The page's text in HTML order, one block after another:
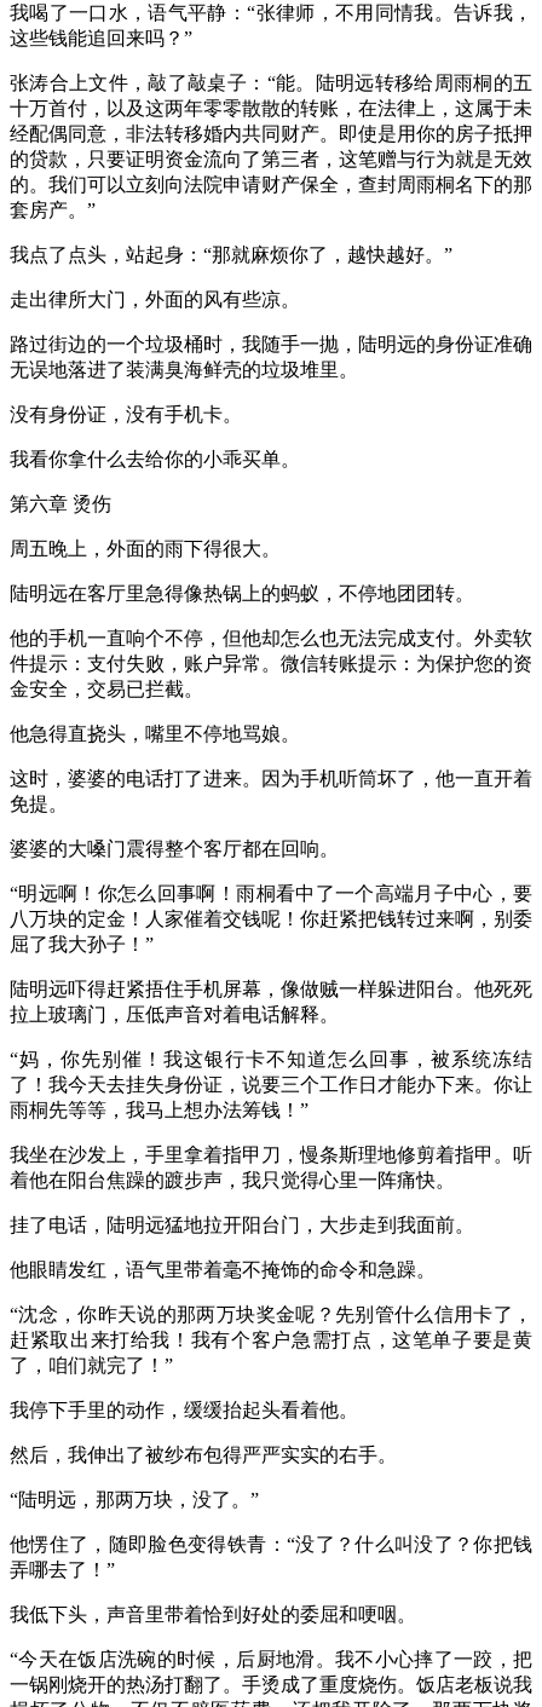
我喝了一口水，语气平静：“张律师，不用同情我。告诉我，
这些钱能追回来吗？”
张涛合上文件，敲了敲桌子：“能。陆明远转移给周雨桐的五
十万首付，以及这两年零零散散的转账，在法律上，这属于未
经配偶同意，非法转移婚内共同财产。即使是用你的房子抵押
的贷款，只要证明资金流向了第三者，这笔赠与行为就是无效
的。我们可以立刻向法院申请财产保全，查封周雨桐名下的那
套房产。”
我点了点头，站起身：“那就麻烦你了，越快越好。”
走出律所大门，外面的风有些凉。
路过街边的一个垃圾桶时，我随手一抛，陆明远的身份证准确
无误地落进了装满臭海鲜壳的垃圾堆里。
没有身份证，没有手机卡。
我看你拿什么去给你的小乖买单。
第六章 烫伤
周五晚上，外面的雨下得很大。
陆明远在客厅里急得像热锅上的蚂蚁，不停地团团转。
他的手机一直响个不停，但他却怎么也无法完成支付。外卖软
件提示：支付失败，账户异常。微信转账提示：为保护您的资
金安全，交易已拦截。
他急得直挠头，嘴里不停地骂娘。
这时，婆婆的电话打了进来。因为手机听筒坏了，他一直开着
免提。
婆婆的大嗓门震得整个客厅都在回响。
“明远啊！你怎么回事啊！雨桐看中了一个高端月子中心，要
八万块的定金！人家催着交钱呢！你赶紧把钱转过来啊，别委
屈了我大孙子！”
陆明远吓得赶紧捂住手机屏幕，像做贼一样躲进阳台。他死死
拉上玻璃门，压低声音对着电话解释。
“妈，你先别催！我这银行卡不知道怎么回事，被系统冻结
了！我今天去挂失身份证，说要三个工作日才能办下来。你让
雨桐先等等，我马上想办法筹钱！”
我坐在沙发上，手里拿着指甲刀，慢条斯理地修剪着指甲。听
着他在阳台焦躁的踱步声，我只觉得心里一阵痛快。
挂了电话，陆明远猛地拉开阳台门，大步走到我面前。
他眼睛发红，语气里带着毫不掩饰的命令和急躁。
“沈念，你昨天说的那两万块奖金呢？先别管什么信用卡了，
赶紧取出来打给我！我有个客户急需打点，这笔单子要是黄
了，咱们就完了！”
我停下手里的动作，缓缓抬起头看着他。
然后，我伸出了被纱布包得严严实实的右手。
“陆明远，那两万块，没了。”
他愣住了，随即脸色变得铁青：“没了？什么叫没了？你把钱
弄哪去了！”
我低下头，声音里带着恰到好处的委屈和哽咽。
“今天在饭店洗碗的时候，后厨地滑。我不小心摔了一跤，把
一锅刚烧开的热汤打翻了。手烫成了重度烧伤。饭店老板说我